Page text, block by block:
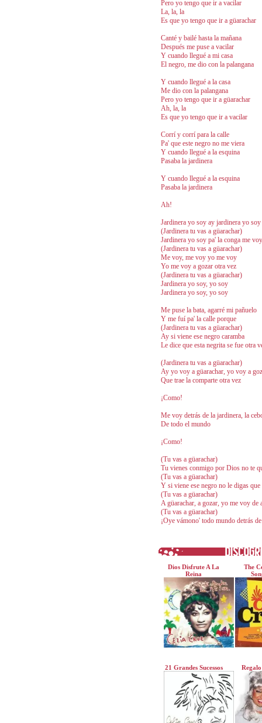
Pero yo tengo que ir a vacilar
La, la, la
Es que yo tengo que ir a güarachar
Canté y bailé hasta la mañana
Después me puse a vacilar
Y cuando llegué a mi casa
El negro, me dio con la palangana
Y cuando llegué a la casa
Me dio con la palangana
Pero yo tengo que ir a güarachar
Ah, la, la
Es que yo tengo que ir a vacilar
Corrí y corrí para la calle
Pa' que este negro no me viera
Y cuando llegué a la esquina
Pasaba la jardinera
Y cuando llegué a la esquina
Pasaba la jardinera
Ah!
Jardinera yo soy ay jardinera yo soy
(Jardinera tu vas a güarachar)
Jardinera yo soy pa' la conga me voy
(Jardinera tu vas a güarachar)
Me voy, me voy yo me voy
Yo me voy a gozar otra vez
(Jardinera tu vas a güarachar)
Jardinera yo soy, yo soy
Jardinera yo soy, yo soy
Me puse la bata, agarré mi pañuelo
Y me fuí pa' la calle porque
(Jardinera tu vas a güarachar)
Ay si viene ese negro caramba
Le dice que esta negrita se fue otra
(Jardinera tu vas a güarachar)
Ay yo voy a güarachar, yo voy a
Que trae la comparte otra vez
¡Como!
Me voy detrás de la jardinera, la
De todo el mundo
¡Como!
(Tu vas a güarachar)
Tu vienes conmigo por Dios no te
(Tu vas a güarachar)
Y si viene ese negro no le digas
(Tu vas a güarachar)
A güarachar, a gozar, yo me voy de
(Tu vas a güarachar)
¡Oye vámono' todo mundo detrás
Dios Disfrute A La
Reina
The
21 Grandes Sucessos